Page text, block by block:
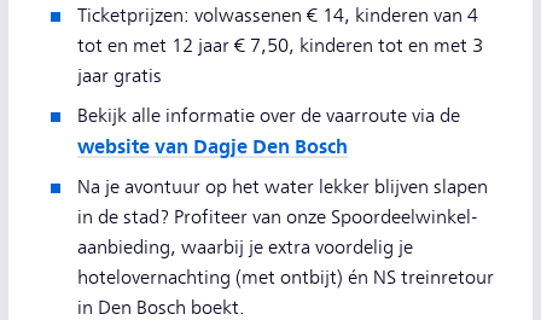
Ticketprijzen: volwassenen € 14, kinderen van 4
tot en met 12 jaar € 7,50, kinderen tot en met 3
jaar gratis
Bekijk alle informatie over de vaarroute via de
website van Dagje Den Bosch
Na je avontuur op het water lekker blijven slapen
in de stad? Profiteer van onze Spoordeelwinkel-
aanbieding, waarbij je extra voordelig je
hotelovernachting (met ontbijt) én NS treinretour
in Den Bosch boekt.